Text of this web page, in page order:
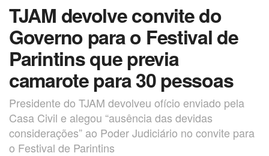
TJAM devolve convite do
Governo para o Festival de
Parintins que previa
camarote para 30 pessoas
Presidente do TJAM devolveu ofício enviado pela
Casa Civil e alegou “ausência das devidas
considerações” ao Poder Judiciário no convite para
o Festival de Parintins